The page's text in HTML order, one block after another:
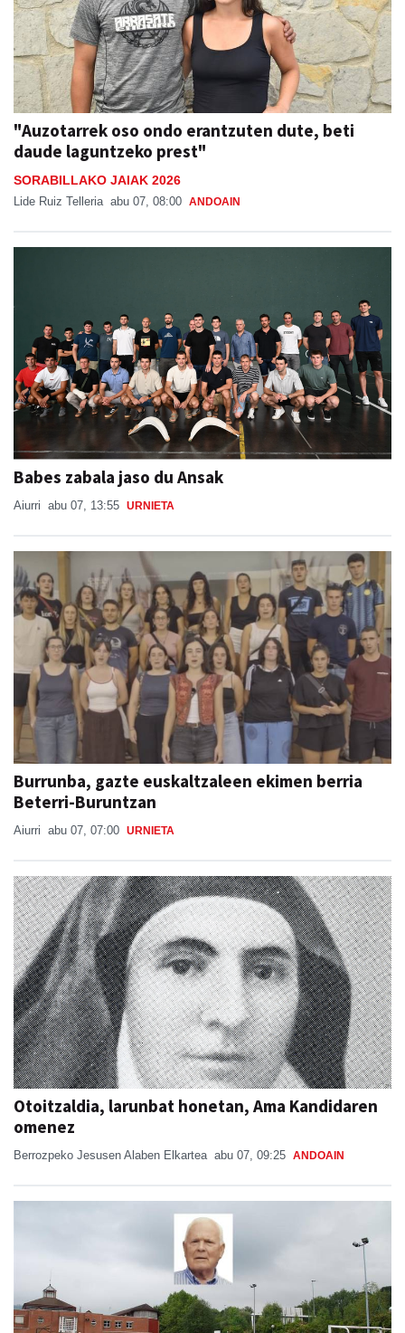
"Auzotarrek oso ondo erantzuten dute, beti
daude laguntzeko prest"
SORABILLAKO JAIAK 2026
Lide Ruiz Telleria abu 07, 08:00 ANDOAIN
Babes zabala jaso du Ansak
Aiurri abu 07, 13:55 URNIETA
Burrunba, gazte euskaltzaleen ekimen berria
Beterri-Buruntzan
Aiurri abu 07, 07:00 URNIETA
Otoitzaldia, larunbat honetan, Ama Kandidaren
omenez
Berrozpeko Jesusen Alaben Elkartea abu 07, 09:25 ANDOAIN